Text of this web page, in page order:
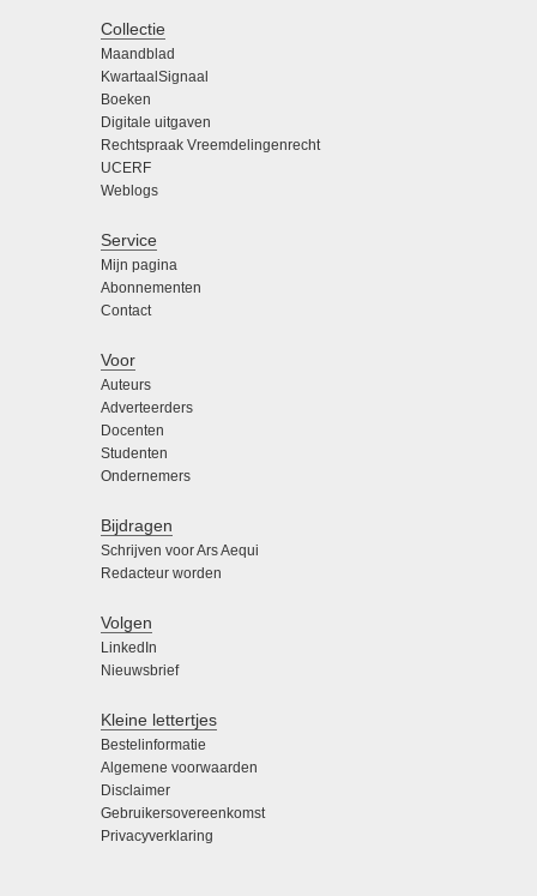
Collectie
Maandblad
KwartaalSignaal
Boeken
Digitale uitgaven
Rechtspraak Vreemdelingenrecht
UCERF
Weblogs
Service
Mijn pagina
Abonnementen
Contact
Voor
Auteurs
Adverteerders
Docenten
Studenten
Ondernemers
Bijdragen
Schrijven voor Ars Aequi
Redacteur worden
Volgen
LinkedIn
Nieuwsbrief
Kleine lettertjes
Bestelinformatie
Algemene voorwaarden
Disclaimer
Gebruikersovereenkomst
Privacyverklaring